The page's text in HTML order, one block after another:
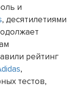
и
, десятилетиями
рейтинг
,
тестов,